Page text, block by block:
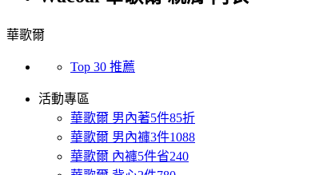
華歌爾
Top 30 推薦
活動專區
華歌爾 男內著5件85折
華歌爾 男內褲3件1088
華歌爾 內褲5件省240